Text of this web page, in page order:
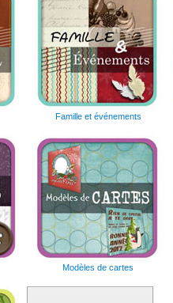
Famille et événements
Modèles de cartes